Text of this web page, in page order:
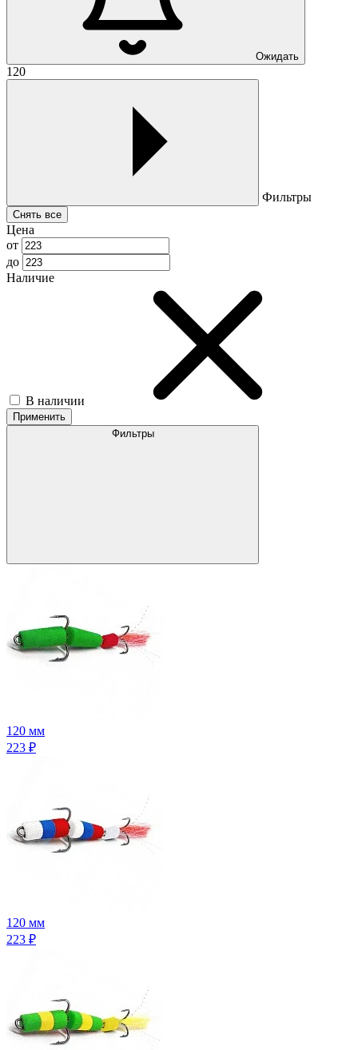
Ожидать
120
Фильтры
Снять все
Цена
от
до
Наличие
В наличии
Применить
Фильтры
120 мм
223 ₽
120 мм
223 ₽